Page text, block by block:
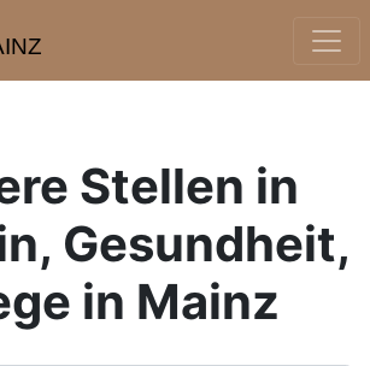
Stellen in
Gesundheit,
in Mainz